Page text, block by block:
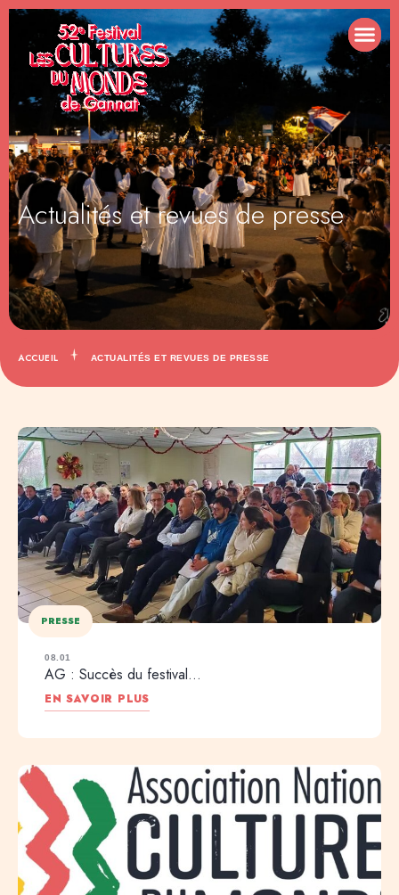
Actualités et revues de presse
ACCUEIL ACTUALITÉS ET REVUES DE PRESSE
PRESSE
08.01
AG : Succès du festival…
EN SAVOIR PLUS